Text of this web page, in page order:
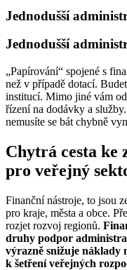
Jednodušší
Jednodušší
„Papírování“ spojené s
než v případě dotací.
institucí. Mimo jiné vám
řízení na dodávky a
nemusíte se bát chybně
Chytrá cesta ke
pro veřejný
Finanční nástroje, to jsou
pro kraje, města a obce.
rozjet rozvoj regionů.
druhy podpor
výrazně snižuje náklady
k šetření veřejných